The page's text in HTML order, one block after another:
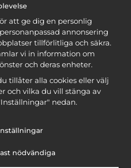
gratisoch få många
mönstret. Du ser vilka som
när du är inloggad
medlem
Marks & Kattens AB
att ge dig en personlig
annonsering
tillförlitliga och säkra.
vi in information om
och deras enheter.
tillåter alla cookies eller välj
och vilka du vill stänga av
nedan.
nödvändiga